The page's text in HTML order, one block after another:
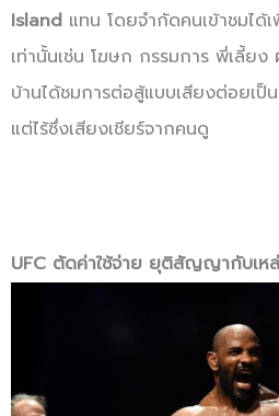
Island แทน โดยจำกัดคนเข้าชมไ
เท่านั้นเช่น โฆษก กรรมการ พี่เลี้ย
บ้านได้ชมการต่อสู้แบบเสียงต่อยเป็
แต่ไร้ซึ่งเสียงเชียร์จากคนดู
UFC ตัดค่าใช้จ่าย ยุติสัญญากับเห